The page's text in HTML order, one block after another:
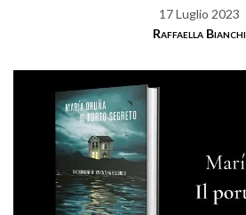
17 Luglio 2023
Raffaella Bianchi